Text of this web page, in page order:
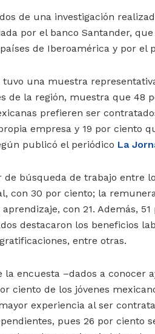
de una investigación
por el banco Santander,
de Iberoamérica y por el
tuvo una muestra
de la región, muestra que 48
prefieren ser
empresa y 19 por ciento
publicó el periódico La
búsqueda de trabajo entre
con 30 por ciento; la
con 21. Además,
destacaron los beneficios
entre otras.
la encuesta –dados a conocer
ciento de los jóvenes
experiencia al ser
pues 26 por ciento